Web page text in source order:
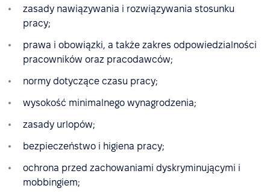
zasady nawiązywania i rozwiązywania stosunku
pracy;
prawa i obowiązki, a także zakres odpowiedzialności
pracowników oraz pracodawców;
normy dotyczące czasu pracy;
wysokość minimalnego wynagrodzenia;
zasady urlopów;
bezpieczeństwo i higiena pracy;
ochrona przed zachowaniami dyskryminującymi i
mobbingiem;